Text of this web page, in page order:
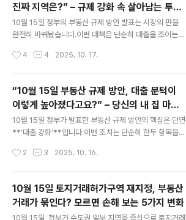
진짜 지역은?” – 규제 강화 속 살아남는 투자
전략 완전정리
10월 15일 정부의 부동산 규제 방안 발표는 시장의 판을
완전히 바꿔놨습니다.이번 대책은 단순히 대출을 조이는
강력한 조치입니다.하지만 규제가 강화될수록 새로운 기회
산 투자자들이 주목해야 할 방향과 전략을 정리해드리겠습
니다.🧭 1. ‘고가 아파트’ 대신 ‘중저가·비규제 지역’으로 이
동10·15 대책의 핵심은 고가주택 대출 제한 및 세제 강화
입니다.이에 따라 25억 이상 아파트는 사실상 대출 불가,1
5억 초과~25억 이하 주택도 최대 4억 한도로 묶이게 되었
아파트로 빠르게 이동할 가능성이 큽니다.📍 유망 지역 예
4 4 2025. 10. 17.
“10월 15일 부동산 규제 방안, 대출 문턱이
이렇게 높아졌다고요?” – 당신의 내 집 마련
계획, 다시 계산해야 할 때
10월 15일 정부가 발표한 부동산 규제 방안의 핵심은 단연
**‘대출 강화’**입니다.이번 조치는 단순히 한두 항목을
전반을 바꿔놓을 만한 수준이에요.오늘은 이 대책 중에서
다. 💡💣 1. LTV·DSR, “이제는 진짜 한도 끝!”이번 대책으
로 **LTV(주택담보인정비율)**와 DSR(총부채원리금상
환비율) 규제가 동시에 강화됐습니다.구분기존변경(202
5.10.15 이후)비고LTV(규제지역)최대 70%최대 60%투
2 3 2025. 10. 16.
10월 15일 토지거래허가구역 재지정, 부동산
거래가 묶인다? 모르면 손해 보는 5가지 변화
10월 15일, 정부가 수도권 일부 지역을 중심으로 토지거래